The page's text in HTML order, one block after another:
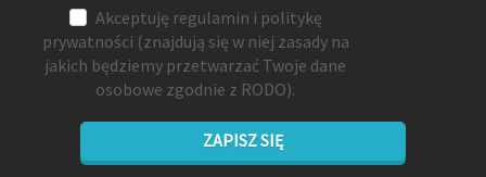
Akceptuję regulamin i politykę
prywatności (znajdują się w niej zasady na
jakich będziemy przetwarzać Twoje dane
osobowe zgodnie z RODO).
ZAPISZ SIĘ